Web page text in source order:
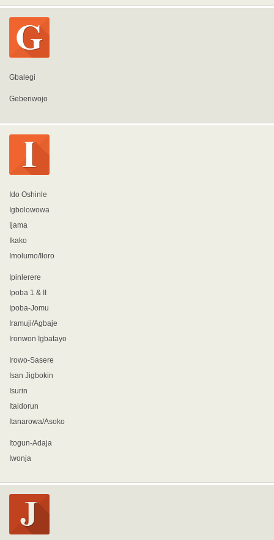
Gbalegi
Geberiwojo
Ido Oshinle
Igbolowowa
Ijama
Ikako
Imolumo/Iloro
Ipinlerere
Ipoba 1 & II
Ipoba-Jomu
Iramuji/Agbaje
Ironwon Igbatayo
Irowo-Sasere
Isan Jigbokin
Isurin
Itaidorun
Itanarowa/Asoko
Itogun-Adaja
Iwonja